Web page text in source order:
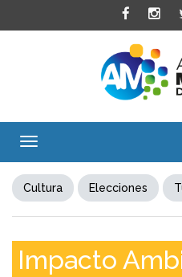
Toggle
Cultura Elecciones
Impacto